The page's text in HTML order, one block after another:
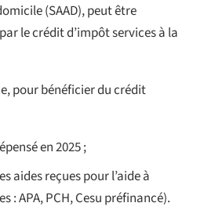
(SAAD), peut être
le crédit d’impôt services à la
pour bénéficier du crédit
en 2025 ;
aides reçues pour l’aide à
: APA, PCH, Cesu préfinancé).